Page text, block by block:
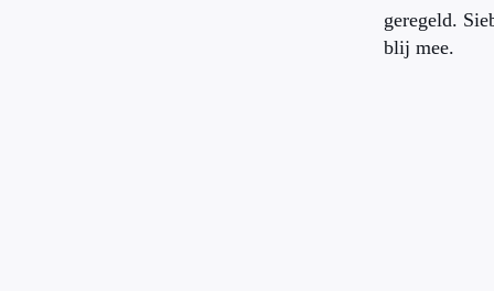
geregeld.
blij mee.